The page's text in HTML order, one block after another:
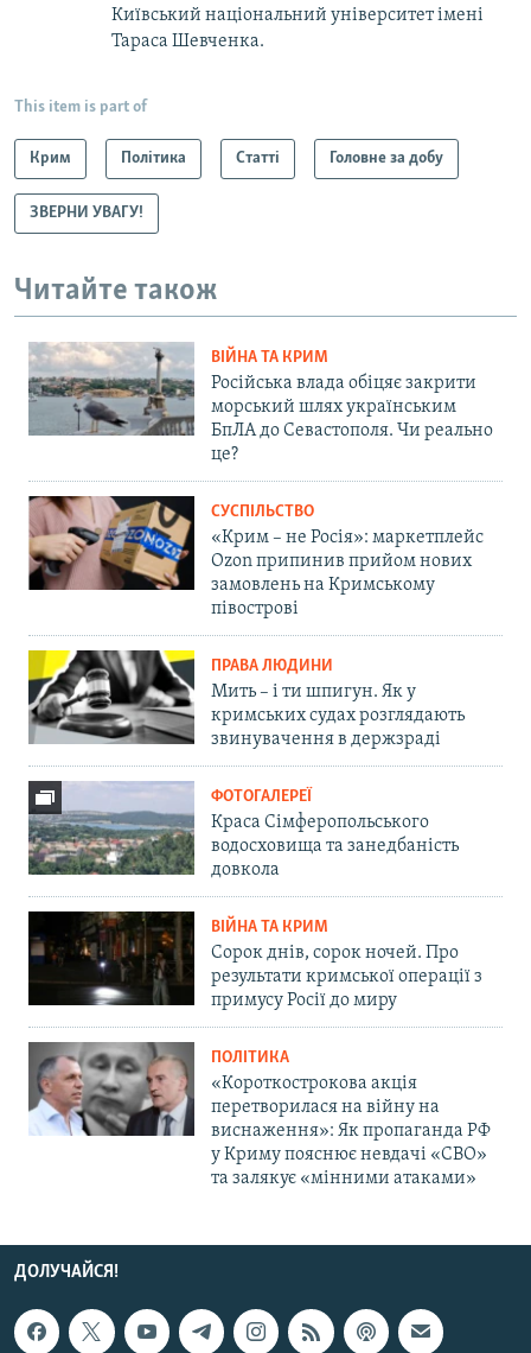
Київський національний університет імені
Тараса Шевченка.
This item is part of
Крим Політика Статті Головне за добу
ЗВЕРНИ УВАГУ!
Читайте також
ВІЙНА ТА КРИМ
Російська влада обіцяє закрити
морський шлях українським
БпЛА до Севастополя. Чи реально
це?
СУСПІЛЬСТВО
«Крим – не Росія»: маркетплейс
Ozon припинив прийом нових
замовлень на Кримському
півострові
ПРАВА ЛЮДИНИ
Мить – і ти шпигун. Як у
кримських судах розглядають
звинувачення в держзраді
ФОТОГАЛЕРЕЇ
Краса Сімферопольського
водосховища та занедбаність
довкола
ВІЙНА ТА КРИМ
Сорок днів, сорок ночей. Про
результати кримської операції з
примусу Росії до миру
ПОЛІТИКА
«Короткострокова акція
перетворилася на війну на
виснаження»: Як пропаганда РФ
у Криму пояснює невдачі «СВО»
та залякує «мінними атаками»
ДОЛУЧАЙСЯ!